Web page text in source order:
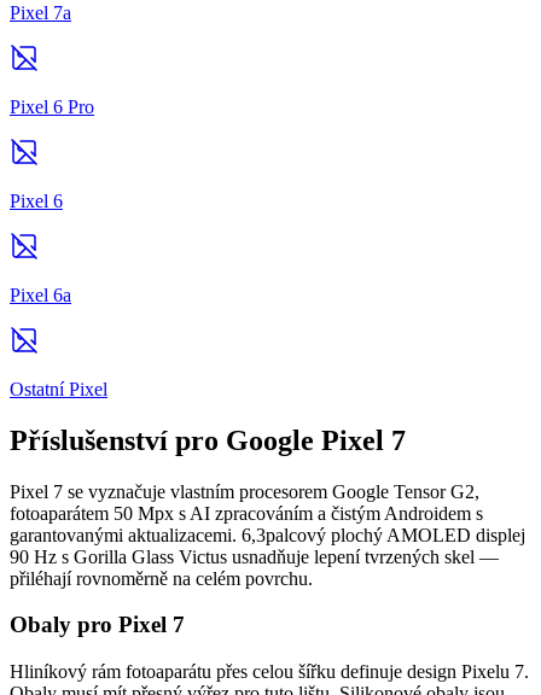
Pixel 7a
Pixel 6 Pro
Pixel 6
Pixel 6a
Ostatní Pixel
Příslušenství pro Google Pixel 7
Pixel 7 se vyznačuje vlastním procesorem Google Tensor G2,
fotoaparátem 50 Mpx s AI zpracováním a čistým Androidem s
garantovanými aktualizacemi. 6,3palcový plochý AMOLED displej
90 Hz s Gorilla Glass Victus usnadňuje lepení tvrzených skel —
přiléhají rovnoměrně na celém povrchu.
Obaly pro Pixel 7
Hliníkový rám fotoaparátu přes celou šířku definuje design Pixelu 7.